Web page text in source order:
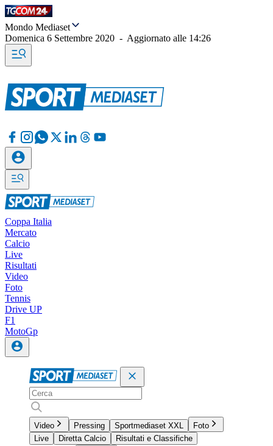
Mondo Mediaset
Domenica 6 Settembre 2020 - Aggiornato alle 14:26
Coppa Italia
Mercato
Calcio
Live
Risultati
Video
Foto
Tennis
Drive UP
F1
MotoGp
Video Pressing Sportmediaset XXL
Foto
Live
Diretta Calcio
Risultati e Classifiche